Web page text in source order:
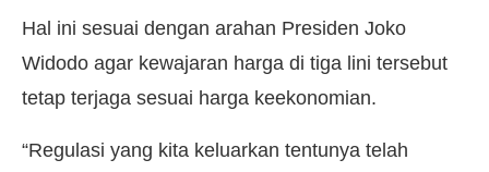
Hal ini sesuai dengan arahan Presiden Joko
Widodo agar kewajaran harga di tiga lini tersebut
tetap terjaga sesuai harga keekonomian.
“Regulasi yang kita keluarkan tentunya telah